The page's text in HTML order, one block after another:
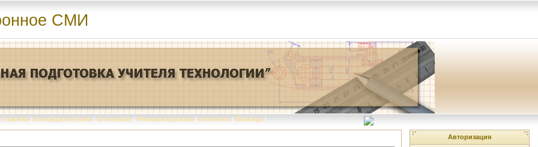
СМИ
Главная | Команда портала | О портале | Реклама портала | Контакты | Помощь |
Авторизация